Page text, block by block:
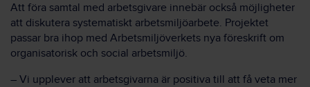
Att föra samtal med arbetsgivare innebär också möjligheter
att diskutera systematiskt arbetsmiljöarbete. Projektet
passar bra ihop med Arbetsmiljöverkets nya föreskrift om
organisatorisk och social arbetsmiljö.
– Vi upplever att arbetsgivarna är positiva till att få veta mer